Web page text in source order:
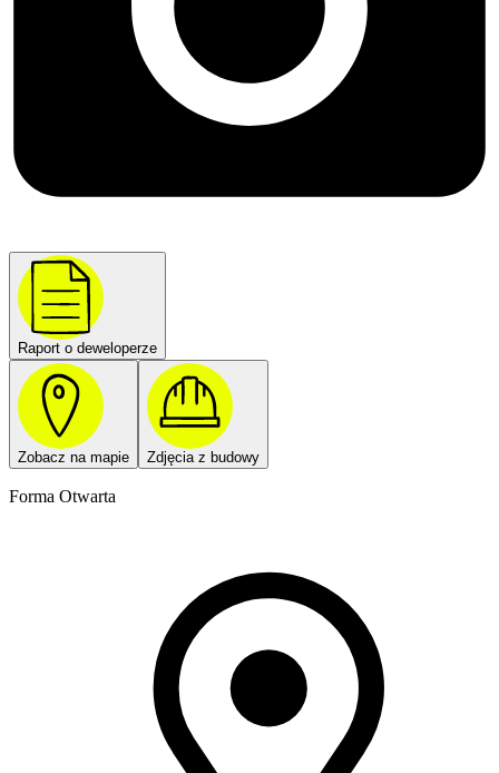
Raport o deweloperze
Zobacz na mapie Zdjęcia z budowy
Forma Otwarta